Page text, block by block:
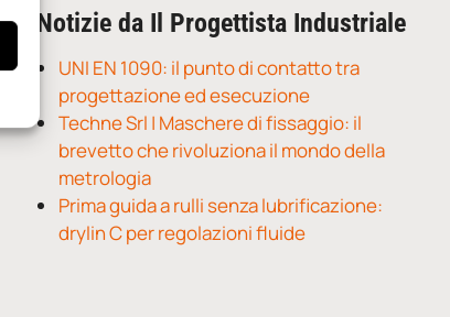
Notizie da Il Progettista Industriale
UNI EN 1090: il punto di contatto tra
progettazione ed esecuzione
Techne Srl | Maschere di fissaggio: il
brevetto che rivoluziona il mondo della
metrologia
Prima guida a rulli senza lubrificazione:
drylin C per regolazioni fluide